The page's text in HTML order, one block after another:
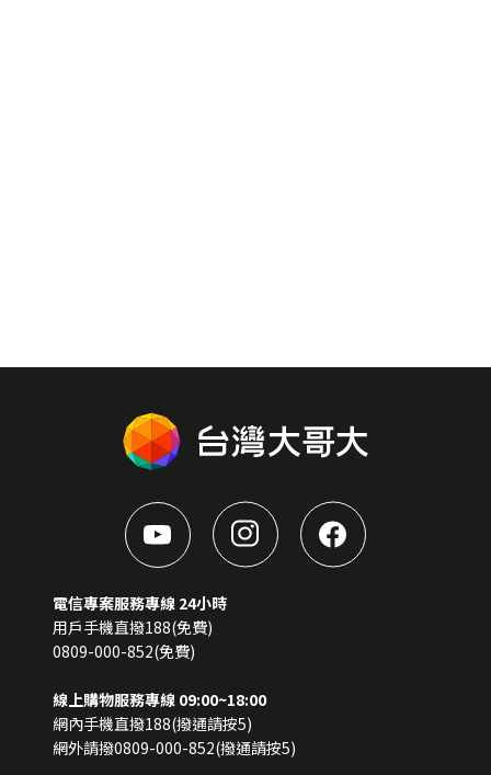
電信專案服務專線 24小時
用戶手機直撥188(免費)
0809-000-852(免費)
線上購物服務專線 09:00~18:00
網內手機直撥188(撥通請按5)
網外請撥0809-000-852(撥通請按5)